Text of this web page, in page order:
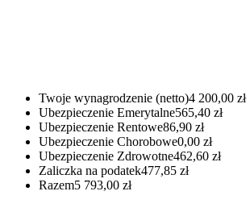
Twoje wynagrodzenie (netto)4 200,00 zł
Ubezpieczenie Emerytalne565,40 zł
Ubezpieczenie Rentowe86,90 zł
Ubezpieczenie Chorobowe0,00 zł
Ubezpieczenie Zdrowotne462,60 zł
Zaliczka na podatek477,85 zł
Razem5 793,00 zł